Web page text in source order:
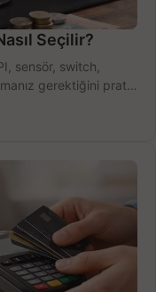
Seçilir?
sensör, switch,
gerektiğini pratik